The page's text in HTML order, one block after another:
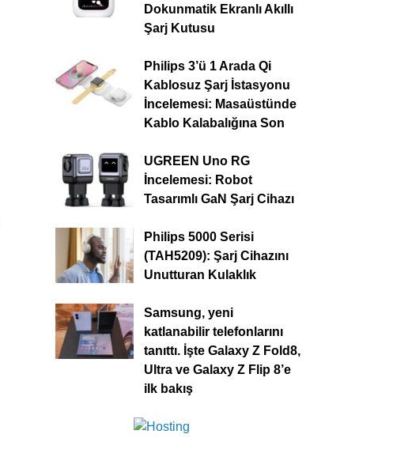
Dokunmatik Ekranlı Akıllı
Şarj Kutusu
Philips 3’ü 1 Arada Qi
Kablosuz Şarj İstasyonu
İncelemesi: Masaüstünde
Kablo Kalabalığına Son
UGREEN Uno RG
İncelemesi: Robot
Tasarımlı GaN Şarj Cihazı
Philips 5000 Serisi
(TAH5209): Şarj Cihazını
Unutturan Kulaklık
Samsung, yeni
katlanabilir telefonlarını
tanıttı. İşte Galaxy Z Fold8,
Ultra ve Galaxy Z Flip 8’e
ilk bakış